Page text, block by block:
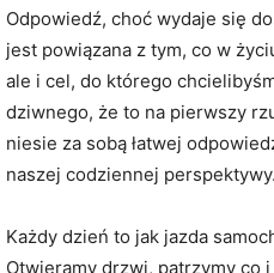
Odpowiedź, choć wydaje się
jest powiązana z tym, co w
ale i cel, do którego
dziwnego, że to na pierwszy
niesie za sobą łatwej
naszej codziennej perspektywy.
Każdy dzień to jak jazda
Otwieramy drzwi, patrzymy co